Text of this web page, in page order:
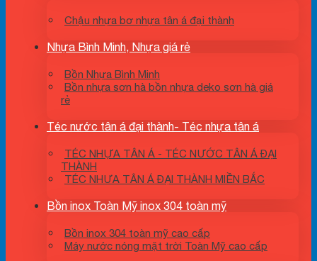
Chậu nhựa bơ nhựa tân á đại thành
Nhựa Bình Minh, Nhựa giá rẻ
Bồn Nhựa Bình Minh
Bồn nhựa sơn hà bồn nhựa deko sơn hà giá
rẻ
Téc nước tân á đại thành- Téc nhựa tân á
TÉC NHỰA TÂN Á - TÉC NƯỚC TÂN Á ĐẠI
THÀNH
TÉC NHƯA TÂN Á ĐẠI THÀNH MIỀN BẮC
Bồn inox Toàn Mỹ inox 304 toàn mỹ
Bồn inox 304 toàn mỹ cao cấp
Máy nước nóng mặt trời Toàn Mỹ cao cấp